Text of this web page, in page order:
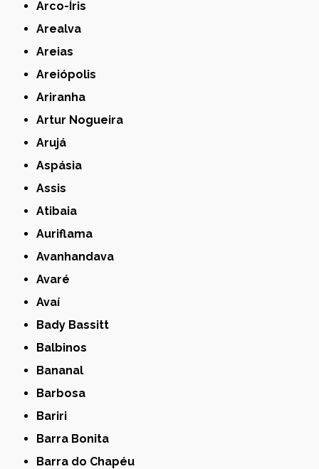
Arco-Íris
Arealva
Areias
Areiópolis
Ariranha
Artur Nogueira
Arujá
Aspásia
Assis
Atibaia
Auriflama
Avanhandava
Avaré
Avaí
Bady Bassitt
Balbinos
Bananal
Barbosa
Bariri
Barra Bonita
Barra do Chapéu